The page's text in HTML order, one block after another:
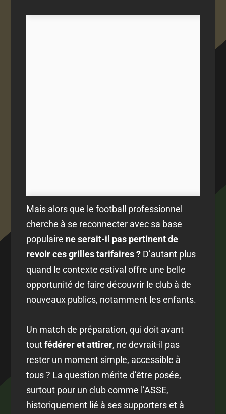
Mais alors que le football professionnel
cherche à se reconnecter avec sa base
populaire ne serait-il pas pertinent de
revoir ces grilles tarifaires ? D’autant plus
quand le contexte estival offre une belle
opportunité de faire découvrir le club à de
nouveaux publics, notamment les enfants.
Un match de préparation, qui doit avant
toutfédérer et attirer, ne devrait-il pas
rester un moment simple, accessible à
tous ? La question mérite d’être posée,
surtout pour un club comme l’ASSE,
historiquement lié à ses supporters et à